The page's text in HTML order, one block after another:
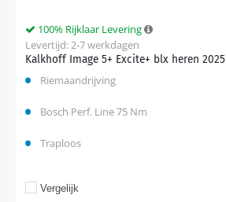
Kalkhoff Image 5+ Excite+ blx heren 2025
100% Rijklaar Levering
Levertijd: 2-7 werkdagen
Riemaandrijving
Bosch Perf. Line 75 Nm
Traploos
Vergelijk